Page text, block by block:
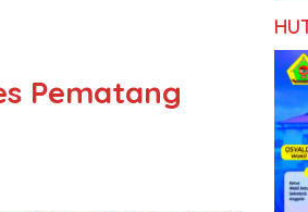
Pematang